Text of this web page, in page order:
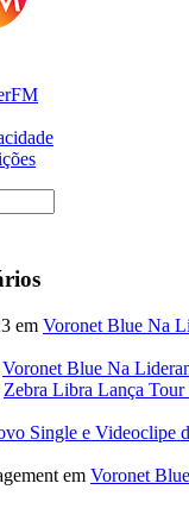
em Voronet Blue Na
Voronet Blue Na
Zebra Libra Lança
Single e Videoclipe
em Voronet